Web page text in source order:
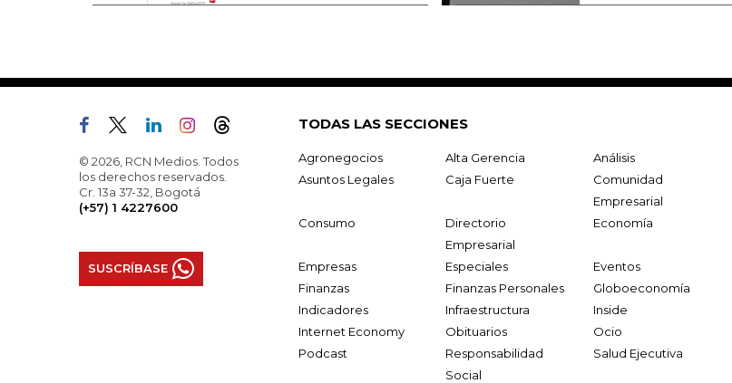
© 2026, RCN Medios. Todos
los derechos reservados.
Cr. 13a 37-32, Bogotá
(+57) 1 4227600
SUSCRÍBASE
TODAS LAS SECCIONES
Agronegocios Alta Gerencia
Análisis
Asuntos Legales
Caja Fuerte
Comunidad
Empresarial
Consumo
Directorio
Empresarial
Economía
Empresas Especiales
Eventos
Finanzas
Finanzas Personales
Globoeconomía
Indicadores
Infraestructura
Inside
Internet Economy
Obituarios
Ocio
Podcast
Responsabilidad
Social
Salud Ejecutiva